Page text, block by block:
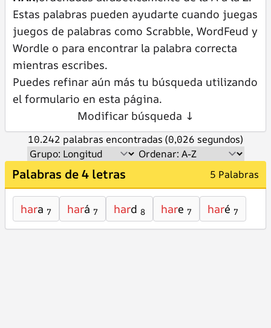
Estas palabras pueden ayudarte cuando juegas
juegos de palabras como Scrabble, WordFeud y
Wordle o para encontrar la palabra correcta
mientras escribes.
Puedes refinar aún más tu búsqueda utilizando
el formulario en esta página.
Modificar búsqueda ↓
10.242 palabras encontradas (0,026 segundos)
Palabras de 4 letras 5 Palabras
hara 7 hará 7 hard 8 hare 7 haré 7